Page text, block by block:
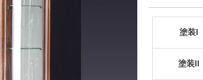
塗装I
塗装II